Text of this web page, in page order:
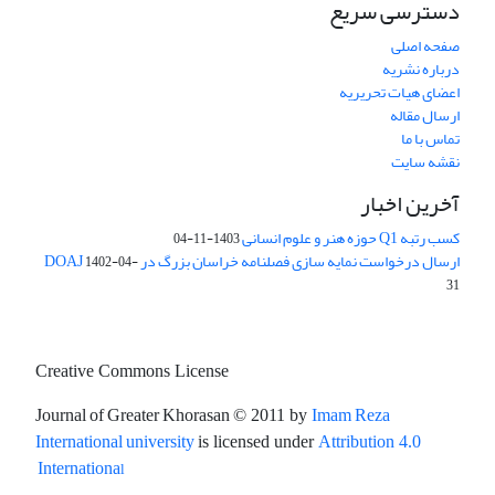
دسترسی سریع
صفحه اصلی
درباره نشریه
اعضای هیات تحریریه
ارسال مقاله
تماس با ما
نقشه سایت
آخرین اخبار
کسب رتبه Q1 حوزه هنر و علوم انسانی 1403-11-04
ارسال درخواست نمایه سازی فصلنامه خراسان بزرگ در DOAJ1402-04-
31
Creative Commons License
Journal of Greater Khorasan© 2011 by Imam Reza
International universityis licensed under Attribution 4.0
International